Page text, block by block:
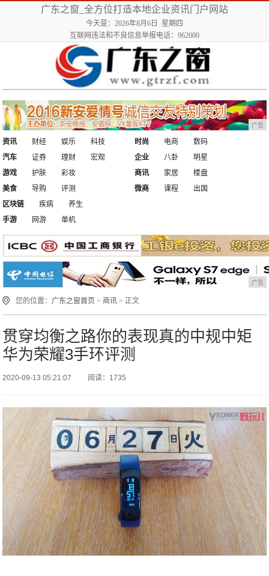
广东之窗_全方位打造本地企业资讯门户网站
今天是：2026年8月6日 星期四
互联网违法和不良信息举报电话：962000
广告
资讯 财经 娱乐
科技
汽车
证券 理财 宏观
时尚 电商
数码
企业
八卦
明星
游戏
护肤
彩妆
美食
导购 评测
商讯 家居
楼盘
微商
课程
出国
区块链
疾病
养生
手游
网游 单机
广告
您的位置： 广东之窗首页 > 商讯 > 正文
贯穿均衡之路你的表现真的中规中矩
华为荣耀3手环评测
2020-09-13 05:21:07 阅读：1735